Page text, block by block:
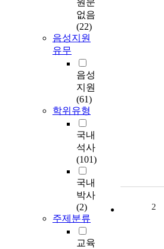
원문
없음
(22)
음성지원
유무
음성
지원
(61)
학위유형
국내
석사
(101)
국내
박사
(2)
주제분류
교육
2